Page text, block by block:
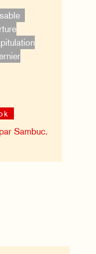
Sambuc.